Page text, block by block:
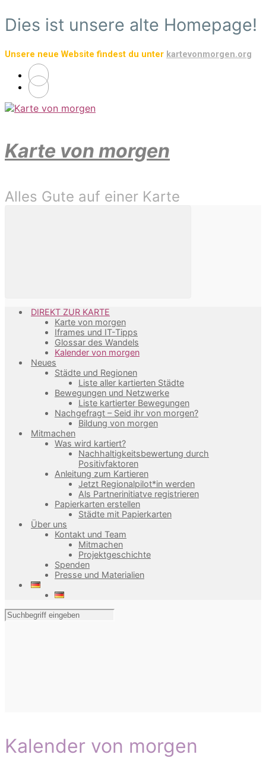
Zum
Hauptinhalt
Dies ist unsere alte Homepage!
Unsere neue Website findest du unter kartevonmorgen.org
Karte von morgen
Alles Gute auf einer Karte
DIREKT ZUR KARTE
Karte von morgen
Iframes und IT-Tipps
Glossar des Wandels
Kalender von morgen
Neues
Städte und Regionen
Liste aller kartierten Städte
Bewegungen und Netzwerke
Liste kartierter Bewegungen
Nachgefragt – Seid ihr von morgen?
Bildung von morgen
Mitmachen
Was wird kartiert?
Nachhaltigkeitsbewertung durch
Positivfaktoren
Anleitung zum Kartieren
Jetzt Regionalpilot*in werden
Als Partnerinitiatve registrieren
Papierkarten erstellen
Städte mit Papierkarten
Über uns
Kontakt und Team
Mitmachen
Projektgeschichte
Spenden
Presse und Materialien
Kalender von morgen